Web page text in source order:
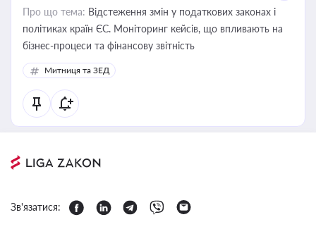
Про що тема: Відстеження змін у податкових законах і
політиках країн ЄС. Моніторинг кейсів, що впливають на
бізнес-процеси та фінансову звітність
Митниця та ЗЕД
Зв'язатися: